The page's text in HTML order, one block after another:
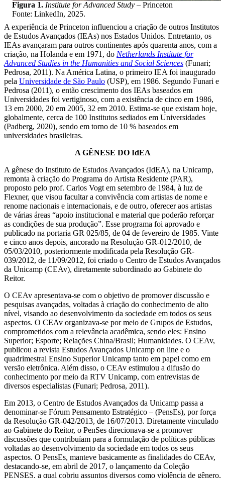
Figura 1. Institute for Advanced Study – Princeton
Fonte: LinkedIn, 2025.
A experiência de Princeton influenciou a criação de outros Institutos
de Estudos Avançados (IEAs) nos Estados Unidos. Entretanto, os
IEAs avançaram para outros continentes após quarenta anos, com a
criação, na Holanda e em 1971, do Netherlands Institute for
Advanced Studies in the Humanities and Social Sciences (Funari;
Pedrosa, 2011). Na América Latina, o primeiro IEA foi inaugurado
pela Universidade de São Paulo (USP), em 1986. Segundo Funari e
Pedrosa (2011), o então crescimento dos IEAs baseados em
Universidades foi vertiginoso, com a existência de cinco em 1986,
13 em 2000, 20 em 2005, 32 em 2010. Estima-se que existam hoje,
globalmente, cerca de 100 Institutos sediados em Universidades
(Padberg, 2020), sendo em torno de 10 % baseados em
universidades brasileiras.
A GÊNESE DO IdEA
A gênese do Instituto de Estudos Avançados (IdEA), na Unicamp,
remonta à criação do Programa do Artista Residente (PAR),
proposto pelo prof. Carlos Vogt em setembro de 1984, à luz de
Flexner, que visou facultar a convivência com artistas de nome e
renome nacionais e internacionais, e de outro, oferecer aos artistas
de várias áreas “apoio institucional e material que poderão reforçar
as condições de sua produção”. Esse programa foi aprovado e
publicado na portaria GR 025/85, de 04 de fevereiro de 1985. Vinte
e cinco anos depois, ancorado na Resolução GR-012/2010, de
05/03/2010, posteriormente modificada pela Resolução GR-
039/2012, de 11/09/2012, foi criado o Centro de Estudos Avançados
da Unicamp (CEAv), diretamente subordinado ao Gabinete do
Reitor.
O CEAv apresentava-se com o objetivo de promover discussão e
pesquisas avançadas, voltadas à criação do conhecimento de alto
nível, visando ao desenvolvimento da sociedade em todos os seus
aspectos. O CEAv organizava-se por meio de Grupos de Estudos,
comprometidos com a relevância acadêmica, sendo eles: Ensino
Superior; Esporte; Relações China/Brasil; Humanidades. O CEAv,
publicou a revista Estudos Avançados Unicamp on line e o
quadrimestral Ensino Superior Unicamp tanto em papel como em
versão eletrônica. Além disso, o CEAv estimulou a difusão do
conhecimento por meio da RTV Unicamp, com entrevistas de
diversos especialistas (Funari; Pedrosa, 2011).
Em 2013, o Centro de Estudos Avançados da Unicamp passa a
denominar-se Fórum Pensamento Estratégico – (PensEs), por força
da Resolução GR-042/2013, de 16/07/2013. Diretamente vinculado
ao Gabinete do Reitor, o PenSes direcionava-se a promover
discussões que contribuíam para a formulação de políticas públicas
voltadas ao desenvolvimento da sociedade em todos os seus
aspectos. O PensEs, manteve basicamente as finalidades do CEAv,
destacando-se, em abril de 2017, o lançamento da Coleção
PENSES, a qual cobriu assuntos diversos como violência de gênero,